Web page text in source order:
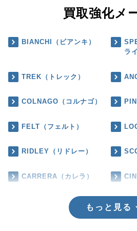
買取強化メ
BIANCHI（ビアンキ）
ラ
TREK（トレック）
COLNAGO（コルナゴ）
FELT（フェルト）
RIDLEY（リドレー）
CARRERA（カレラ）
もっと見る